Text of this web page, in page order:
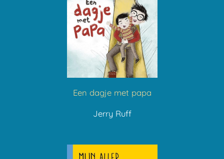
Een dagje met papa
Jerry Ruff